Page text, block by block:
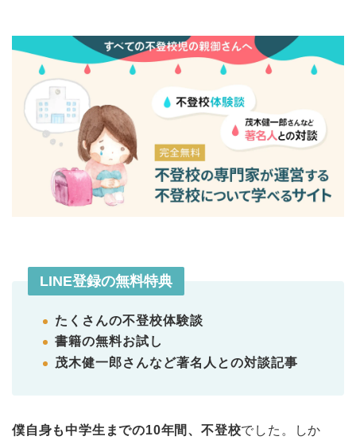
LINE登録の無料特典
たくさんの不登校体験談
書籍の無料お試し
茂木健一郎さんなど著名人との対談記事
僕自身も中学生までの10年間、不登校でした。しか